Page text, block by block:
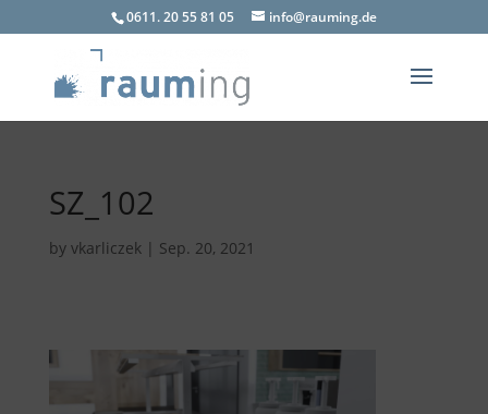
0611. 20 55 81 05 info@rauming.de
SZ_102
by vkarliczek| Sep. 20, 2021